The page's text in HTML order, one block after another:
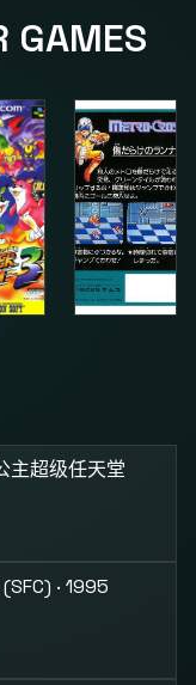
GAMES
1995
(FC)1987
主超级任天堂
· 1995